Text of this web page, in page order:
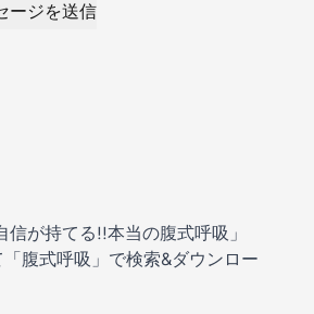
ージを送信
が持てる!!本当の腹式呼吸」
腹式呼吸」で検索&ダウンロー